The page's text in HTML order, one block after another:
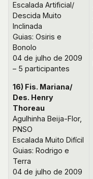
Escalada Artificial/
Descida Muito
Inclinada
Guias: Osiris e
Bonolo
04 de julho de 2009
– 5 participantes
16) Fis. Mariana/
Des. Henry
Thoreau
Agulhinha Beija-Flor,
PNSO
Escalada Muito Difícil
Guias: Rodrigo e
Terra
04 de julho de 2009